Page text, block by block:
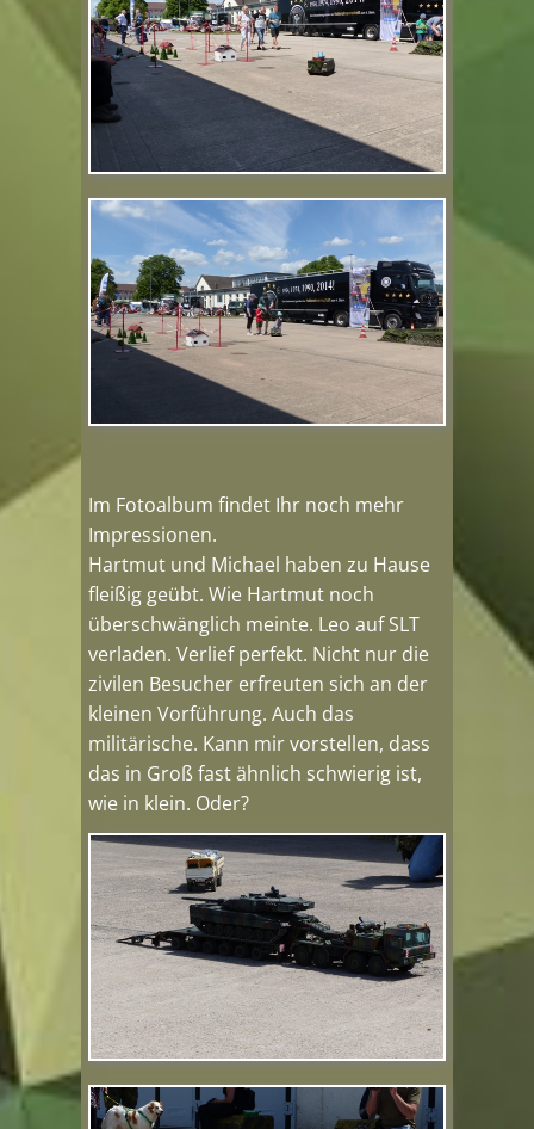
Im Fotoalbum findet Ihr noch mehr
Impressionen.
Hartmut und Michael haben zu Hause
fleißig geübt. Wie Hartmut noch
überschwänglich meinte. Leo auf SLT
verladen. Verlief perfekt. Nicht nur die
zivilen Besucher erfreuten sich an der
kleinen Vorführung. Auch das
militärische. Kann mir vorstellen, dass
das in Groß fast ähnlich schwierig ist,
wie in klein. Oder?